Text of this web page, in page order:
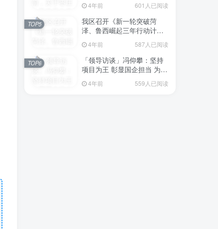
4年前 601人已阅读
我区召开《新一轮突破菏
泽、鲁西崛起三年行动计划
意见稿）政策分析研判会议
4年前 587人已阅读
TOP5
「领导访谈」冯仰攀：坚持
项目为王 彰显国企担当 为全
点项目建设贡献“交发力量”
4年前 559人已阅读
TOP6